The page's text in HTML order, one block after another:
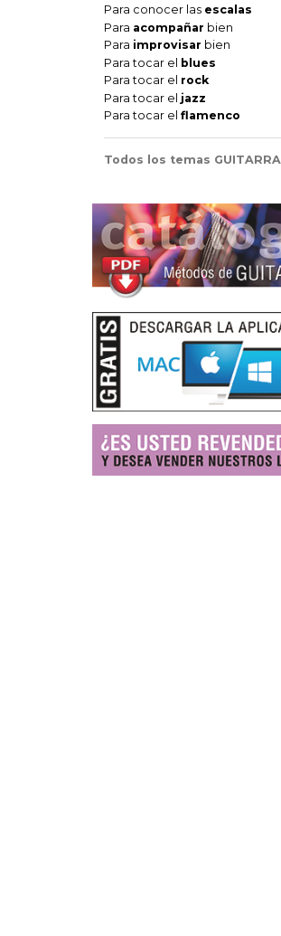
Para conocer las escalas
Para acompañar bien
Para improvisar bien
Para tocar el
blues
Para tocar el rock
Para tocar el jazz
Para tocar el flamenco
Todos los temas GUITARRA